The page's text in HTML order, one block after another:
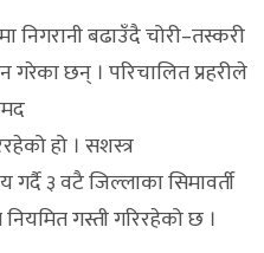
निगरानी बढाउँदै चोरी–तस्करी
गरेका छन् । परिचालित प्रहरीले
हो । सशस्त्र
३ वटै जिल्लाका सिमावर्ती
नियमित गस्ती गरिरहेको छ ।